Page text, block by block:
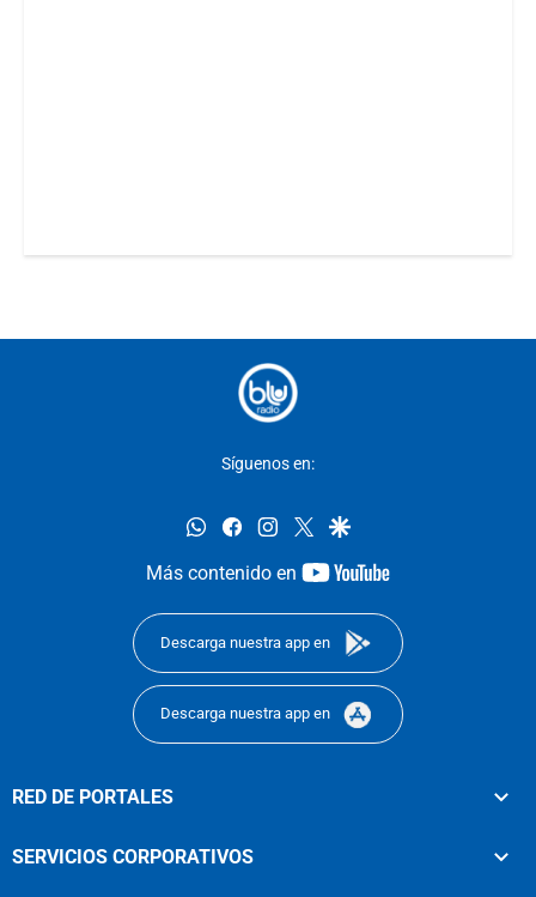
Síguenos en:
whatsappfacebookinstagram
twittergoogle
Más contenido en
youtube-
Descarga nuestra app en
Descarga nuestra app en
RED DE PORTALES
SERVICIOS CORPORATIVOS